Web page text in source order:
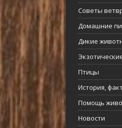
Советы
Домашние
Дикие
Птицы
История,
Помощь
Новости